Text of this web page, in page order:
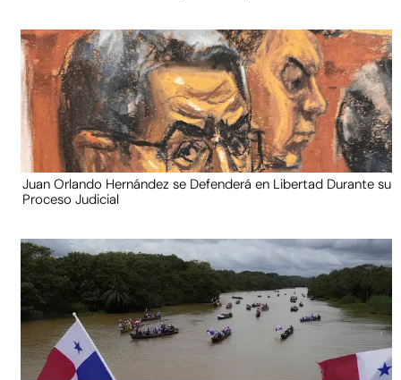
Juan Orlando Hernández se Defenderá en Libertad Durante su
Proceso Judicial